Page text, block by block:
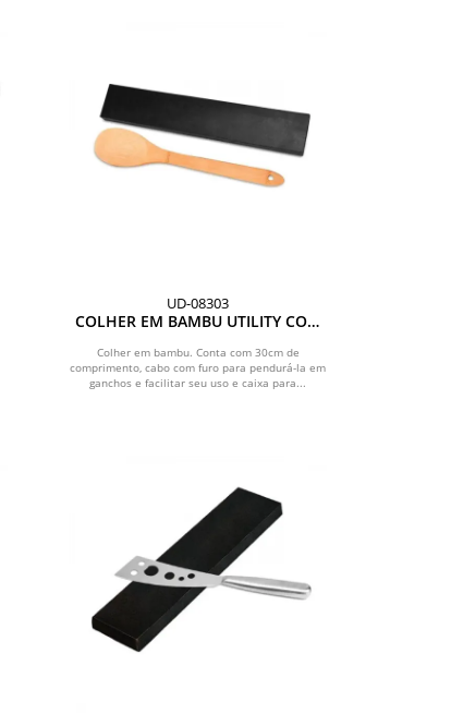
UD-08303
COLHER EM BAMBU UTILITY COM
Colher em bambu. Conta com 30cm de
comprimento, cabo com furo para pendurá-la em
ganchos e facilitar seu uso e caixa para...